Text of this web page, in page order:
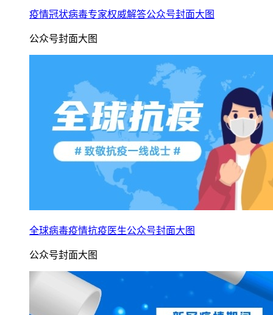
疫情冠状病毒专家权威解答公众号封面大图
公众号封面大图
全球病毒疫情抗疫医生公众号封面大图
公众号封面大图